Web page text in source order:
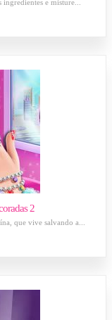
e misture...
2
que vive salvando a...